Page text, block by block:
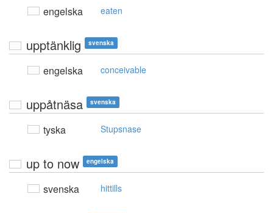
engelska eaten
upptänklig svenska
engelska conceivable
uppåtnäsa svenska
tyska Stupsnase
up to now engelska
svenska hittills